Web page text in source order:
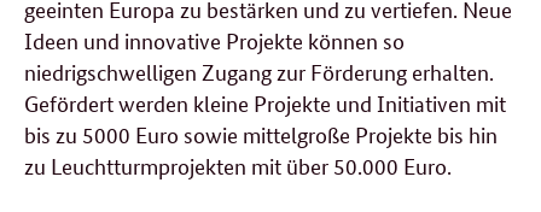
geeinten Europa zu bestärken und zu vertiefen. Neue
Ideen und innovative Projekte können so
niedrigschwelligen Zugang zur Förderung erhalten.
Gefördert werden kleine Projekte und Initiativen mit
bis zu 5000 Euro sowie mittelgroße Projekte bis hin
zu Leuchtturmprojekten mit über 50.000 Euro.